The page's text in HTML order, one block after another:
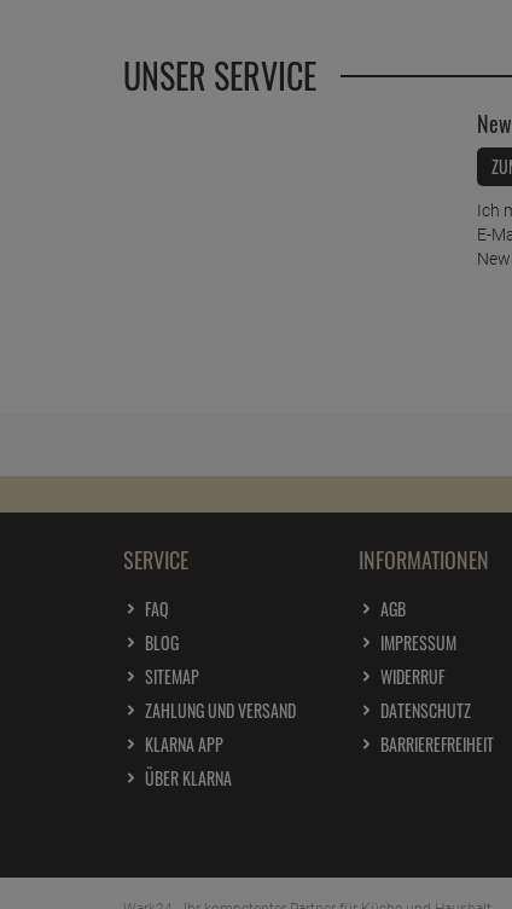
UNSER SERVICE
Ich
E-
SERVICE
FAQ
BLOG
SITEMAP
ZAHLUNG UND VERSAND
KLARNA APP
ÜBER KLARNA
INFORMATIONEN
AGB
IMPRESSUM
WIDERRUF
DATENSCHUTZ
BARRIEREFREIHEIT